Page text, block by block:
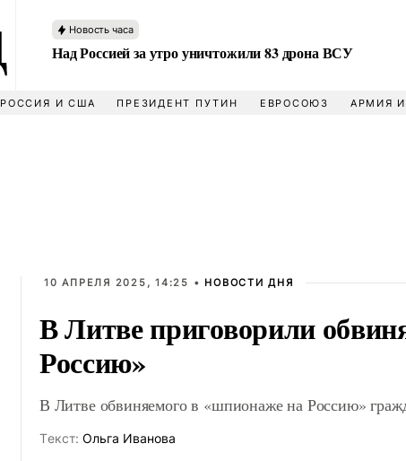
Новость часа
Над Россией за утро уничтожили 83 дрона ВСУ
РОССИЯ И США ПРЕЗИДЕНТ ПУТИН ЕВРОСОЮЗ АРМИЯ
10 АПРЕЛЯ 2025, 14:25 • НОВОСТИ ДНЯ
В Литве приговорили
Россию»
В Литве обвиняемого в «шпионаже на Россию»
Tекст: Ольга Иванова